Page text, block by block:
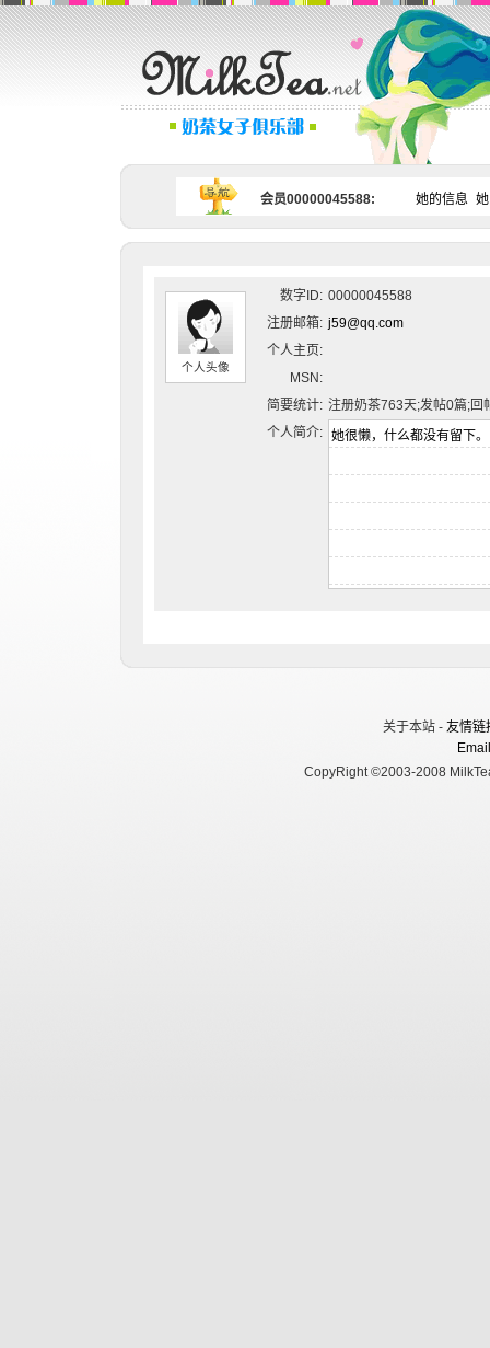
会员00000045588: 她的信息
个人头像
数字ID: 00000045588
注册邮箱: j59@qq.com
个人主页:
MSN:
简要统计: 注册奶茶763天;发帖0篇;回
个人简介:
关于本站 - 友情链
CopyRight ©2003-2008